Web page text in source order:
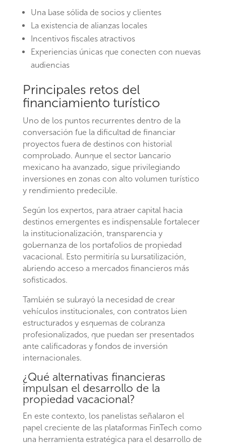
Una base sólida de socios y clientes
La existencia de alianzas locales
Incentivos fiscales atractivos
Experiencias únicas que conecten con nuevas
audiencias
Principales retos del
financiamiento turístico
Uno de los puntos recurrentes dentro de la
conversación fue la dificultad de financiar
proyectos fuera de destinos con historial
comprobado. Aunque el sector bancario
mexicano ha avanzado, sigue privilegiando
inversiones en zonas con alto volumen turístico
y rendimiento predecible.
Según los expertos, para atraer capital hacia
destinos emergentes es indispensable fortalecer
la institucionalización, transparencia y
gobernanza de los portafolios de propiedad
vacacional. Esto permitiría su bursatilización,
abriendo acceso a mercados financieros más
sofisticados.
También se subrayó la necesidad de crear
vehículos institucionales, con contratos bien
estructurados y esquemas de cobranza
profesionalizados, que puedan ser presentados
ante calificadoras y fondos de inversión
internacionales.
¿Qué alternativas financieras
impulsan el desarrollo de la
propiedad vacacional?
En este contexto, los panelistas señalaron el
papel creciente de las plataformas FinTech como
una herramienta estratégica para el desarrollo de